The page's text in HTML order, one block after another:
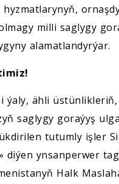
milli saglygy
alamatlandyrýar.
ýaly, ähli
saglygy goraýyş
tutumly işler
diýen ynsanperwer
Halk